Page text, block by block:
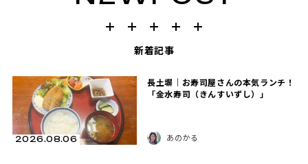
新着記事
2026.08.06
長土塀｜お寿司屋さんの本気ランチ！
「金水寿司（きんすいずし）」
あのかる